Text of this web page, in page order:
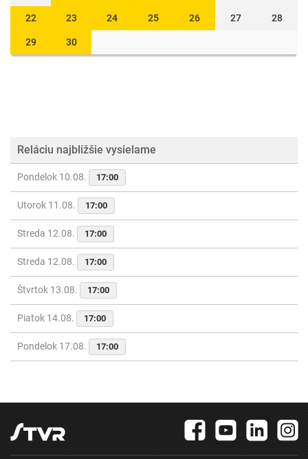
22 23 24 25 26 27 28
29 30
Reláciu najbližšie vysielame
Pondelok 10.08. 17:00
Utorok 11.08. 17:00
Streda 12.08. 17:00
Streda 12.08. 17:00
Štvrtok 13.08. 17:00
Piatok 14.08. 17:00
Pondelok 17.08. 17:00